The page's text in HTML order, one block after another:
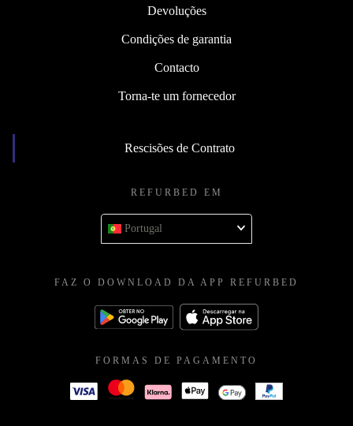
Devoluções
Condições de garantia
Contacto
Torna-te um fornecedor
Rescisões de Contrato
REFURBED EM
Portugal
FAZ O DOWNLOAD DA APP REFURBED
FORMAS DE PAGAMENTO